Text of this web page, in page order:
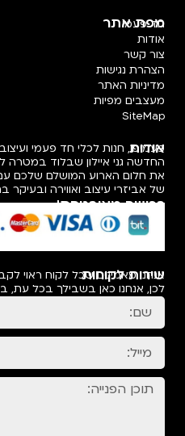
מפת אתר
חד פעמי
אודות
צור קשר
הצהרת נגישות
מדיניות האתר
מעצבים מפיות
SiteMap
אודות
החדשה גני איילון שבלוד במטרה
את חלום הארוע המושלם שלכם
של אביזרי עיצוב ואווירה
רכישה מאובטחת!
שירות לקוחות
אנחנו מאמינים שכל לקוח ראוי
לכן, אנחנו כאן בשבילך בכל עת,